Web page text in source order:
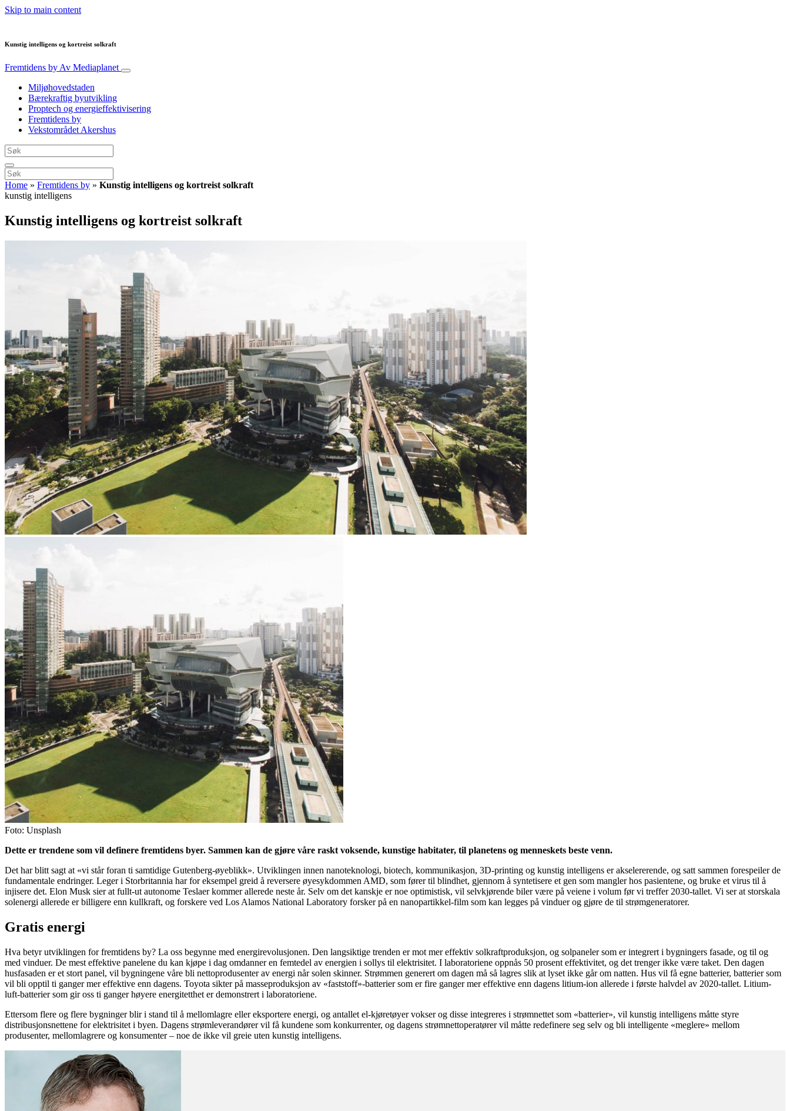
Skip to main content
Kunstig intelligens og kortreist solkraft
Fremtidens by Av Mediaplanet
Miljøhovedstaden
Bærekraftig byutvikling
Proptech og energieffektivisering
Fremtidens by
Vekstområdet Akershus
Home » Fremtidens by » Kunstig intelligens og kortreist solkraft
kunstig intelligens
Kunstig intelligens og kortreist solkraft
Foto: Unsplash
Dette er trendene som vil definere fremtidens byer. Sammen kan de gjøre våre raskt voksende, kunstige habitater, til planetens og menneskets beste venn.
Det har blitt sagt at «vi står foran ti samtidige Gutenberg-øyeblikk». Utviklingen innen nanoteknologi, biotech, kommunikasjon, 3D-printing og kunstig intelligens er akselererende, og satt sammen forespeiler de
fundamentale endringer. Leger i Storbritannia har for eksempel greid å reversere øyesykdommen AMD, som fører til blindhet, gjennom å syntetisere et gen som mangler hos pasientene, og bruke et virus til å
injisere det. Elon Musk sier at fullt-ut autonome Teslaer kommer allerede neste år. Selv om det kanskje er noe optimistisk, vil selvkjørende biler være på veiene i volum før vi treffer 2030-tallet. Vi ser at storskala
solenergi allerede er billigere enn kullkraft, og forskere ved Los Alamos National Laboratory forsker på en nanopartikkel-film som kan legges på vinduer og gjøre de til strømgeneratorer.
Gratis energi
Hva betyr utviklingen for fremtidens by? La oss begynne med energirevolusjonen. Den langsiktige trenden er mot mer effektiv solkraftproduksjon, og solpaneler som er integrert i bygningers fasade, og til og
med vinduer. De mest effektive panelene du kan kjøpe i dag omdanner en femtedel av energien i sollys til elektrisitet. I laboratoriene oppnås 50 prosent effektivitet, og det trenger ikke være taket. Den dagen
husfasaden er et stort panel, vil bygningene våre bli nettoprodusenter av energi når solen skinner. Strømmen generert om dagen må så lagres slik at lyset ikke går om natten. Hus vil få egne batterier, batterier som
vil bli opptil ti ganger mer effektive enn dagens. Toyota sikter på masseproduksjon av «faststoff»-batterier som er fire ganger mer effektive enn dagens litium-ion allerede i første halvdel av 2020-tallet. Litium-
luft-batterier som gir oss ti ganger høyere energitetthet er demonstrert i laboratoriene.
Ettersom flere og flere bygninger blir i stand til å mellomlagre eller eksportere energi, og antallet el-kjøretøyer vokser og disse integreres i strømnettet som «batterier», vil kunstig intelligens måtte styre
distribusjonsnettene for elektrisitet i byen. Dagens strømleverandører vil få kundene som konkurrenter, og dagens strømnettoperatører vil måtte redefinere seg selv og bli intelligente «meglere» mellom
produsenter, mellomlagrere og konsumenter – noe de ikke vil greie uten kunstig intelligens.